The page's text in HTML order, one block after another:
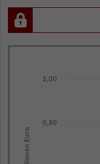
The
chart
has
0,80
1,00